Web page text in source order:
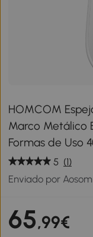
HOMCOM
Marco Metálico
Formas de Uso
5 (1)
Enviado por
65,99€